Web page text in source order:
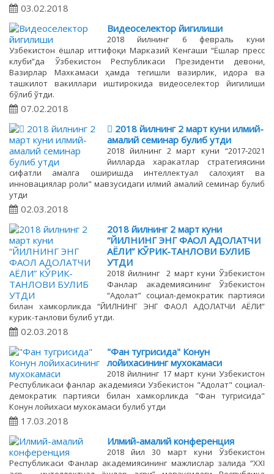
03.02.2018
Видеоселектор йигилиши
2018 йилнинг 6 февраль куни
Узбекистон ёшлар иттифоқи Марказий Кенгаши “Ёшлар пресс
клуби”да Ўзбекистон Республикаси Президенти девони,
Вазирлар Махкамаси ҳамда тегишли вазирлик, идора ва
ташкилот вакиллари иштирокида видеоселектор йигилиши
бўлиб ўтди.
07.02.2018
 2018 йилнинг 2 март куни илмий-
амалий семинар булиб утди
2018 йилнинг 2 март куни “2017-2021
йилларда харакатлар стратегиясини
сифатли амалга оширишда интеллектуал салоҳият ва
инновациялар роли" мавзусидаги илмий амалий семинар булиб
утди
02.03.2018
2018 йилнинг 2 март куни
“ЙИЛНИНГ ЭНГ ФАОЛ АДОЛАТЧИ
АЁЛИ” КЎРИК-ТАНЛОВИ БУЛИБ
УТДИ
2018 йилнинг 2 март куни Ўзбекистон
Фанлар академиясининг Ўзбекистон
“Адолат” социал-демократик партияси
билан хамкорликда “ЙИЛНИНГ ЭНГ ФАОЛ АДОЛАТЧИ АЁЛИ”
курик-танлови булиб утди.
02.03.2018
"Фан тугрисида" Конун
лойихасининг мухокамаси
2018 йилнинг 17 март куни Узбекистон
Республикаси фанлар академияси Узбекистон "Адолат" социал-
демократик партияси билан хамкорликда "Фан тугрисида"
Конун лойихаси мухокамаси булиб утди
17.03.2018
Илмий-амалий конференция
2018 йил 30 март куни Ўзбекистон
Республикаси Фанлар академиясининг мажлислар залида “XXI